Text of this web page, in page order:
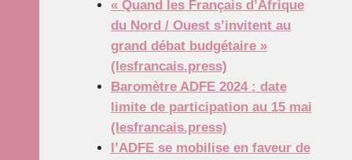
« Quand les Français d’Afrique
du Nord / Ouest s’invitent au
grand débat budgétaire »
(lesfrancais.press)
Baromètre ADFE 2024 : date
limite de participation au 15 mai
(lesfrancais.press)
l’ADFE se mobilise en faveur de